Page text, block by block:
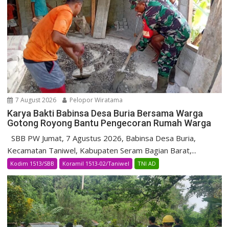
7 August 2026 Pelopor Wiratama
Karya Bakti Babinsa Desa Buria Bersama Warga
Gotong Royong Bantu Pengecoran Rumah Warga
SBB PW Jumat, 7 Agustus 2026, Babinsa Desa Buria,
Kecamatan Taniwel, Kabupaten Seram Bagian Barat,...
Kodim 1513/SBB Koramil 1513-02/Taniwel TNI AD